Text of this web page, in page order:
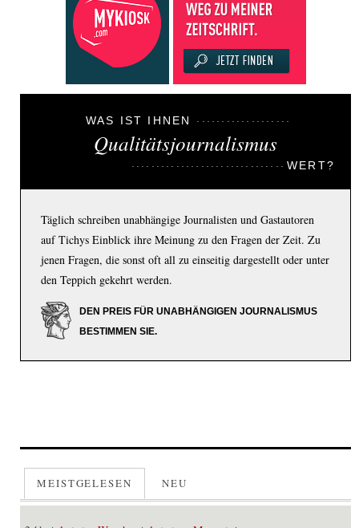
WAS IST IHNEN
Qualitätsjournalismus
WERT?
Täglich schreiben unabhängige Journalisten und Gastautoren
auf Tichys Einblick ihre Meinung zu den Fragen der Zeit. Zu
jenen Fragen, die sonst oft all zu einseitig dargestellt oder unter
den Teppich gekehrt werden.
DEN PREIS FÜR UNABHÄNGIGEN JOURNALISMUS
BESTIMMEN SIE.
MEISTGELESEN NEU